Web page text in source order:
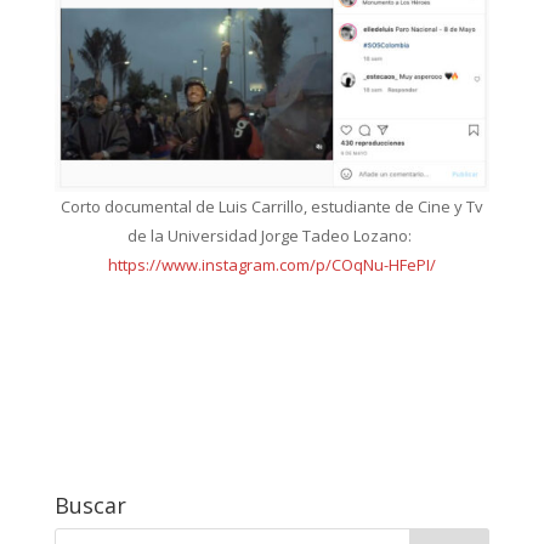
Corto documental de Luis Carrillo, estudiante de Cine y Tv
de la Universidad Jorge Tadeo Lozano:
https://www.instagram.com/p/COqNu-HFePI/
Buscar